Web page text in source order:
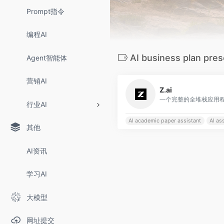
Prompt指令
编程AI
Agent智能体
营销AI
行业AI
其他
AI资讯
学习AI
大模型
网址提交
AI business plan
Z.ai
AI academic paper assistant AI